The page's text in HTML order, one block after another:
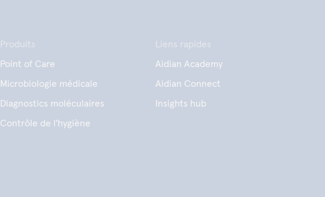
Produits
Point of Care
Microbiologie médicale
Diagnostics moléculaires
Contrôle de l'hygiène
Liens rapides
Aidian Academy
Aidian Connect
Insights hub